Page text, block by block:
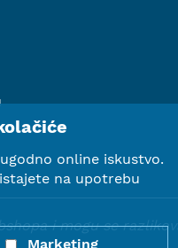
i mogu se
online iskustvo.
na upotrebu
Marketing